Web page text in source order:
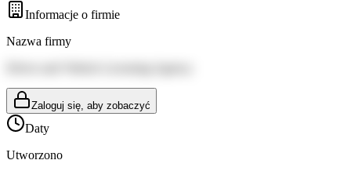
Informacje o firmie
Nazwa firmy
Zaloguj się, aby zobaczyć
Daty
Utworzono